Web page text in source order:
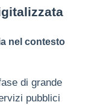
nel contesto
di grande
pubblici